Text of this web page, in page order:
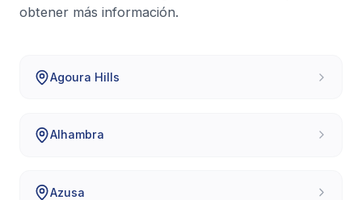
obtener más información.
Agoura Hills
Alhambra
Azusa